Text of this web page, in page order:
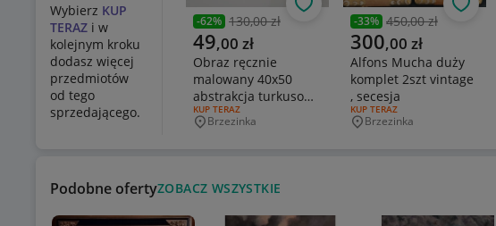
Wybierz KUP
TERAZ i w
kolejnym kroku
dodasz więcej
przedmiotów
od tego
sprzedającego.
Poprzednia cena
-62% 130,00 zł
Aktualna cena
49,00 zł
Obraz ręcznie
malowany 40x50
abstrakcja turkusowa
fluid art
RODZAJ OFERTY:
KUP TERAZ
Miejscowość
Brzezinka
Obserwuj
Poprzednia cena
-33% 450,00 zł
Aktualna cena
300,00 zł
Alfons Mucha duży
komplet 2szt vintage
, secesja
RODZAJ OFERTY:
KUP TERAZ
Miejscowość
Brzezinka
Podobne ofertyZOBACZ WSZYSTKIE